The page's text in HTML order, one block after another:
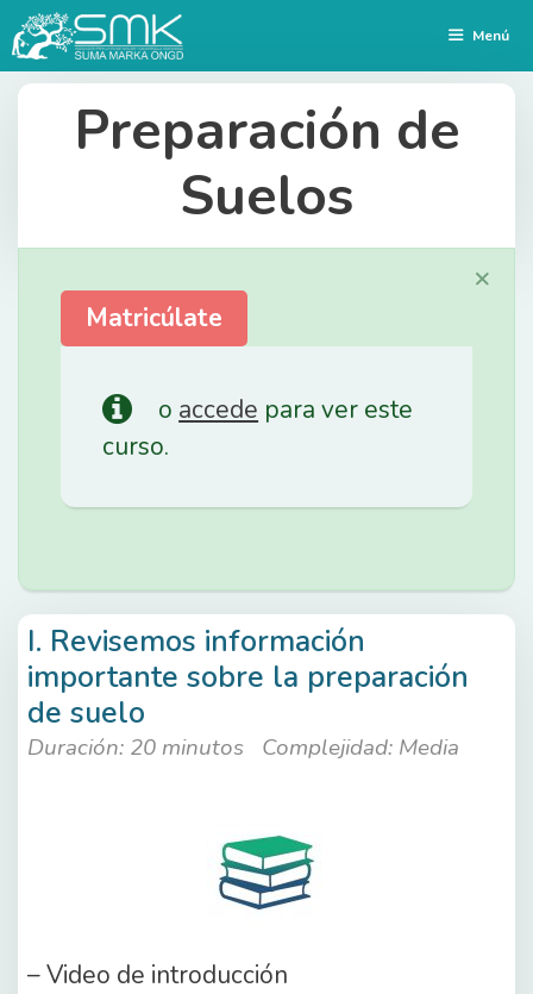
Saltar
al
contenido
Menú
Preparación de
Suelos
Matricúlate
o accede para ver este
curso.
×
I. Revisemos información
importante sobre la preparación
de suelo
Duración: 20 minutos Complejidad: Media
– Video de introducción